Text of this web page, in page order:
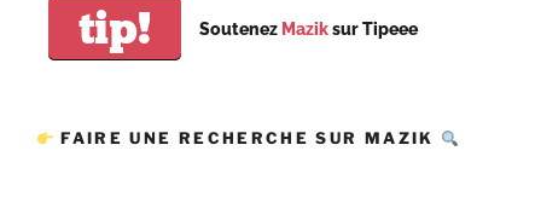
tip! Soutenez Maziksur Tipeee
FAIRE UNE RECHERCHE SUR MAZIK